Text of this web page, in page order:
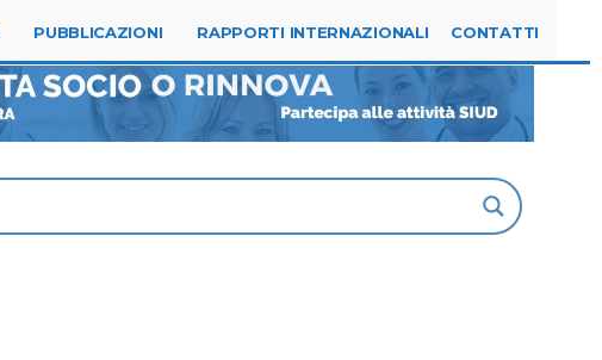
Tel. 0523.315144 segreteria@siud.it
PUBBLICAZIONI RAPPORTI INTERNAZIONALI CONTATTI